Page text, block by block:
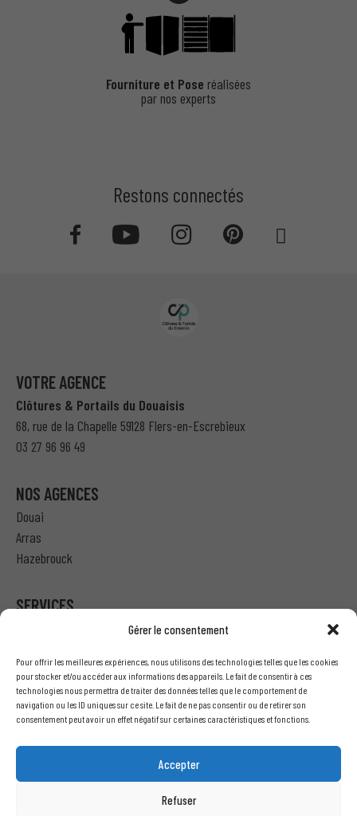
Gérer le consentement
Pour offrir les meilleures expériences, nous utilisons des technologies telles que les cookies
pour stocker et/ou accéder aux informations des appareils. Le fait de consentir à ces
technologies nous permettra de traiter des données telles que le comportement de
navigation ou les ID uniques sur ce site. Le fait de ne pas consentir ou de retirer son
consentement peut avoir un effet négatif sur certaines caractéristiques et fonctions.
Accepter
Refuser
Fourniture et Pose réalisées
par nos experts
Restons connectés
VOTRE AGENCE
Clôtures & Portails du Douaisis
68, rue de la Chapelle 59128 Flers-en-Escrebieux
03 27 96 96 49
NOS AGENCES
Douai
Arras
Hazebrouck
SERVICES
Professionnel – J’ai besoin d’un devis
Nous écrire
Recrutement
INFORMATIONS LÉGALES